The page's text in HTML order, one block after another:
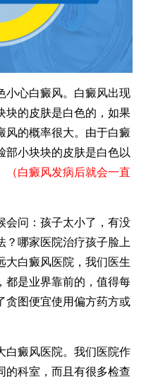
心白癜风。白癜风出现
块的皮肤是白色的，如果
风的概率很大。由于白癜
部小块块的皮肤是白色以
（白癜风发病后就会一直
问：孩子太小了，有没
？哪家医院治疗孩子脸上
大白癜风医院，我们医生
都是业界靠前的，值得每
贪图便宜使用偏方药方或
癜风医院。我们医院作
的科室，而且有很多检查